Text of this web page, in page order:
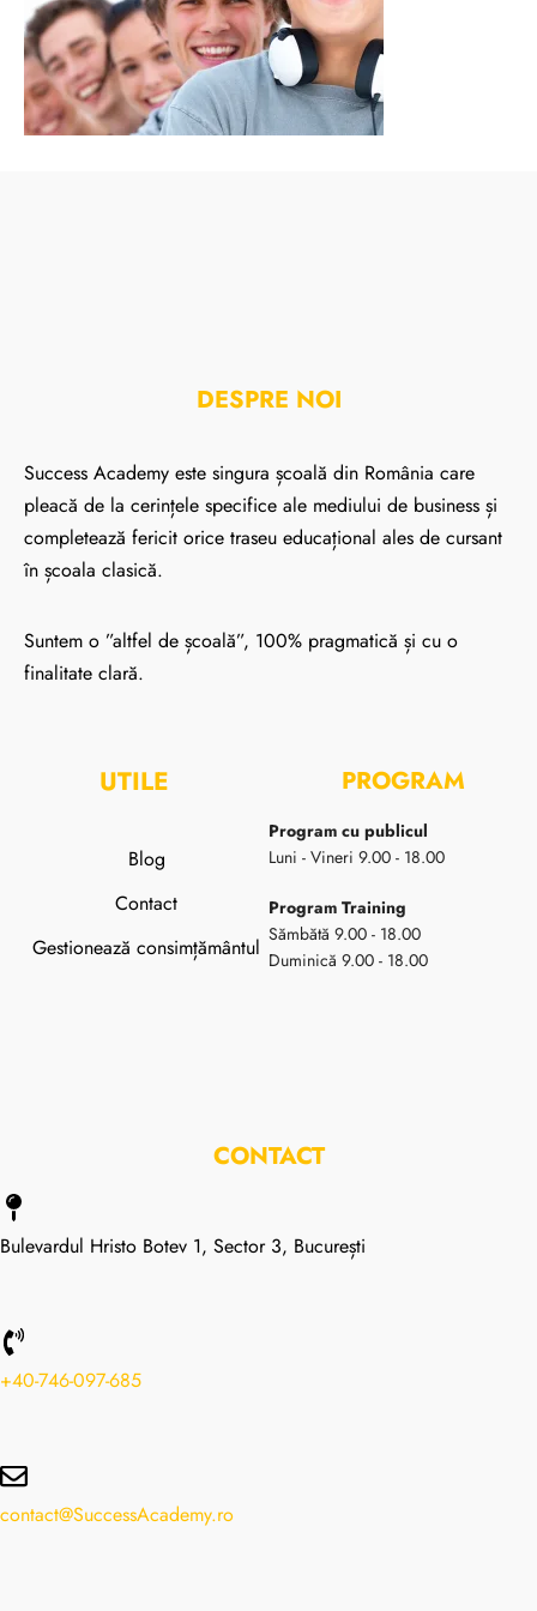
DESPRE NOI
Success Academy este singura școală din România care
pleacă de la cerințele specifice ale mediului de business și
completează fericit orice traseu educațional ales de cursant
în școala clasică.
Suntem o ”altfel de școală”, 100% pragmatică și cu o
finalitate clară.
UTILE
Blog
Contact
Gestionează consimțământul
PROGRAM
Program cu publicul
Luni - Vineri 9.00 - 18.00
Program Training
Sămbătă 9.00 - 18.00
Duminică 9.00 - 18.00
CONTACT
Bulevardul Hristo Botev 1, Sector 3, București
+40-746-097-685
contact@SuccessAcademy.ro